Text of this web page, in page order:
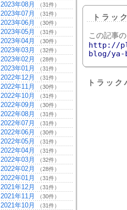
2023年08月 （31件）
2023年07月 （31件）
2023年06月 （30件）
2023年05月 （31件）
2023年04月 （30件）
2023年03月 （32件）
2023年02月 （28件）
2023年01月 （31件）
2022年12月 （31件）
2022年11月 （30件）
2022年10月 （31件）
2022年09月 （30件）
2022年08月 （31件）
2022年07月 （31件）
2022年06月 （30件）
2022年05月 （31件）
2022年04月 （31件）
2022年03月 （32件）
2022年02月 （28件）
2022年01月 （31件）
2021年12月 （31件）
2021年11月 （30件）
2021年10月 （31件）
トラッ
この記事
http://
blog/
トラッ